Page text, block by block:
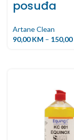
posuđa
Artane Clean
90,00KM – 150,00